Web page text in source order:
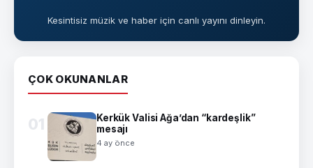
Kesintisiz müzik ve haber için canlı yayını dinleyin.
ÇOK OKUNANLAR
01
Kerkük Valisi Ağa’dan “kardeşlik”
mesajı
4 ay önce